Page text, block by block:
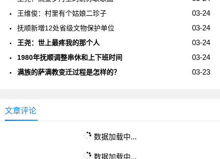
03-24
王维俊：村里有个姑娘二珍子
03-24
抚顺新増12处省级文物保护单位
03-24
王尧：世上最疼我的那个人
03-24
1980年抚顺调整串休和上下班时间
03-23
满族的萨满教变迁过程是怎样的？
文章评论
数据加载中...
数据加载中...